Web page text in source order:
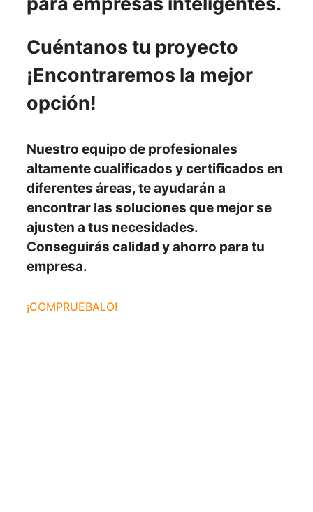
Cuéntanos tu proyecto
¡Encontraremos la mejor
opción!
Nuestro equipo de profesionales
altamente cualificados y certificados en
diferentes áreas, te ayudarán a
encontrar las soluciones que mejor se
ajusten a tus necesidades.
Conseguirás calidad y ahorro para tu
empresa.
¡COMPRUEBALO!